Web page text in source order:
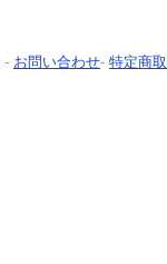
- お問い合わせ- 特定商